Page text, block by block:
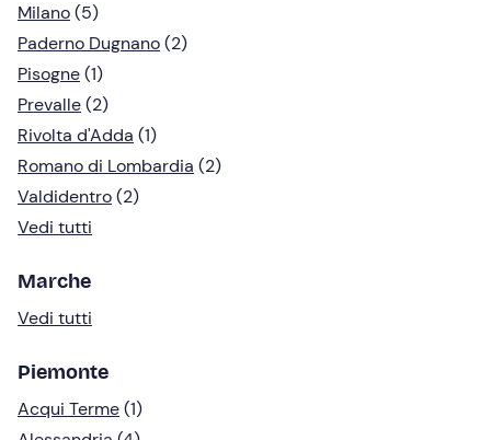
Milano(5)
Paderno Dugnano(2)
Pisogne(1)
Prevalle(2)
Rivolta d'Adda (1)
Romano di Lombardia (2)
Valdidentro(2)
Vedi tutti
Marche
Vedi tutti
Piemonte
Acqui Terme(1)